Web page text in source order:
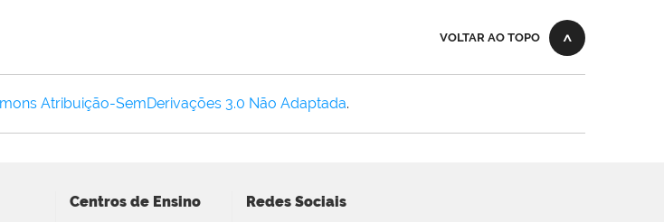
VOLTAR AO TOPO
Atribuição-SemDerivações 3.0 Não Adaptada.
Centros de Ensino Redes Sociais